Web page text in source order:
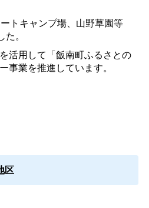
トキャンプ場、山野草園等
。
活用して「飯南町ふるさとの
事業を推進しています。
区